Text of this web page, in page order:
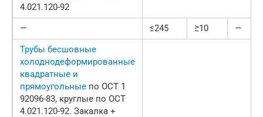
4.021.120-92
—
≤245 ≥10
—
Трубы бесшовные
холоднодеформированные
квадратные и
прямоугольные по ОСТ 1
92096-83, круглые по ОСТ
4.021.120-92. Закалка +